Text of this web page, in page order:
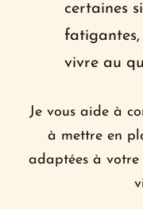
certaines
fatigantes,
vivre au
Je vous aide à
à mettre en
adaptées à